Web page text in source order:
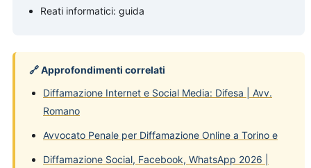
Reati informatici: guida
🔗 Approfondimenti correlati
Diffamazione Internet e Social Media: Difesa | Avv.
Romano
Avvocato Penale per Diffamazione Online a Torino e
Diffamazione Social, Facebook, WhatsApp 2026 |